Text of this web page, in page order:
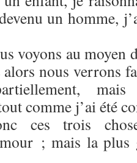
un homme,
voyons au moyen
nous verrons
comme j’ai été
ces trois
; mais la plus